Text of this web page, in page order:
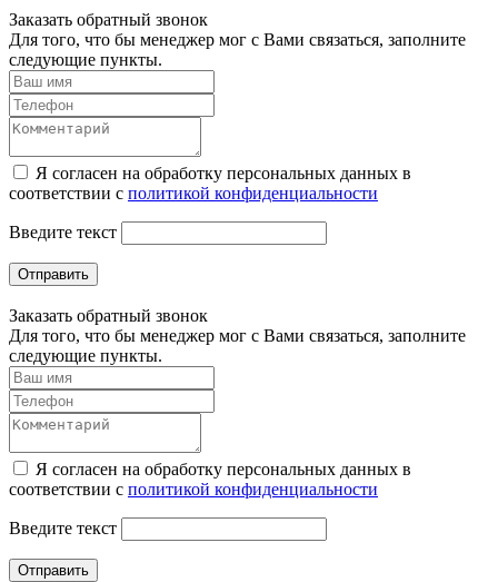
Заказать обратный звонок
Для того, что бы менеджер мог с Вами связаться, заполните
следующие пункты.
Я согласен на обработку персональных данных в
соответствии с политикой конфиденциальности
Введите текст
Отправить
Заказать обратный звонок
Для того, что бы менеджер мог с Вами связаться, заполните
следующие пункты.
Я согласен на обработку персональных данных в
соответствии с политикой конфиденциальности
Введите текст
Отправить